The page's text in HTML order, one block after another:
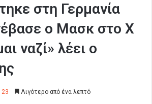
στη Γερμανία
ο Μασκ στο X
ναζί» λέει ο
23 Λιγότερο από ένα λεπτό